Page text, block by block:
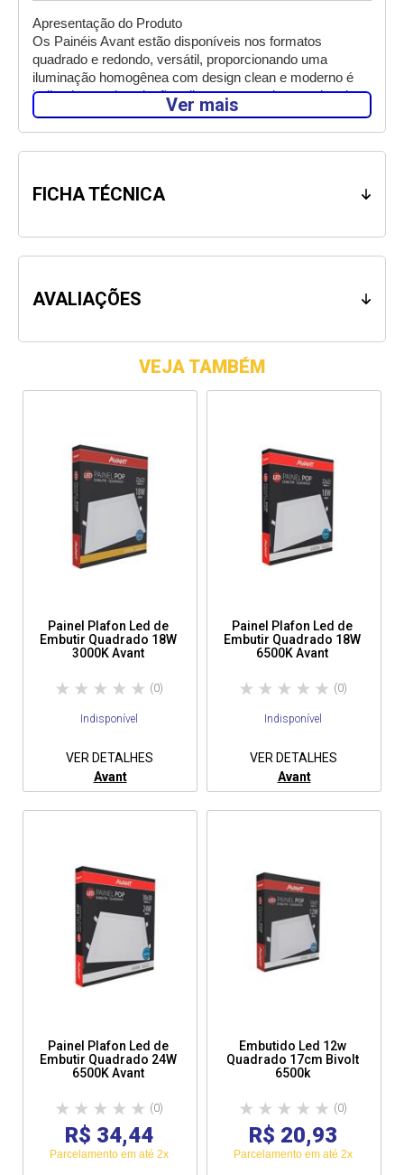
Apresentação do Produto
Os Painéis Avant estão disponíveis nos formatos
quadrado e redondo, versátil, proporcionando uma
iluminação homogênea com design clean e moderno é
indicado para instalações diretamente sobre a caixa de
passagem, em superfícies de alvenaria ou concreto.
Especificações Técnicas
Linha: Pop
Número do modelo: 858100878
Cor: Branco
Potência: 18W
Tensão Nominal: Bivolt
Índice de Proteção: IP20
Eficiência Luminosa: 70 lm/W
Ver mais
FICHA TÉCNICA
AVALIAÇÕES
VEJA TAMBÉM
Painel Plafon Led de
Embutir Quadrado 18W
3000K Avant
(0)
Indisponível
VER DETALHES
Avant
Painel Plafon Led de
Embutir Quadrado 18W
6500K Avant
(0)
Indisponível
VER DETALHES
Avant
Painel Plafon Led de
Embutir Quadrado 24W
6500K Avant
(0)
R$ 34,44
Parcelamento em até 2x
Embutido Led 12w
Quadrado 17cm Bivolt
6500k
(0)
R$ 20,93
Parcelamento em até 2x